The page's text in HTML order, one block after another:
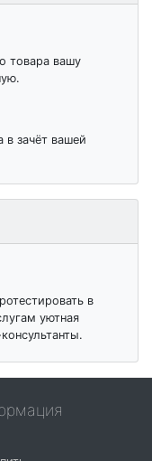
товара вашу
зачёт вашей
в
уютная